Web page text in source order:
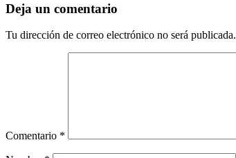
Deja un comentario
Tu dirección de correo electrónico no será publicada.
Comentario *